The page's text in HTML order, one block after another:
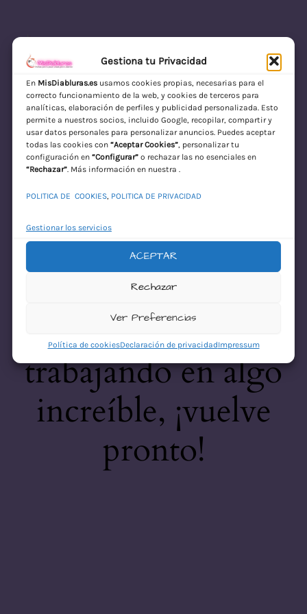
Gestiona tu Privacidad
En MisDiabluras.esusamos cookies propias, necesarias para el
correcto funcionamiento de la web, y cookies de terceros para
analíticas, elaboración de perfiles y publicidad personalizada. Esto
permite a nuestros socios, incluido Google, recopilar, compartir y
usar datos personales para personalizar anuncios. Puedes aceptar
todas las cookies con “Aceptar Cookies”, personalizar tu
configuración en “Configurar”o rechazar las no esenciales en
“Rechazar”. Más información en nuestra .
POLITICA DE COOKIES, POLITICA DE PRIVACIDAD
Gestionar los servicios
ACEPTAR
Rechazar
Ver Preferencias
Política de cookiesDeclaración de privacidadImpressum
MisDiabluras | Sexshop Online con Envío
Discreto en España
Acceder
¡Disculpa este
desastre! Estamos
trabajando en algo
increíble, ¡vuelve
pronto!